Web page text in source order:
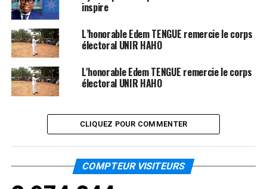
inspire
L’honorable Edem TENGUE remercie le corps
électoral UNIR HAHO
L'honorable Edem TENGUE remercie le corps
électoral UNIR HAHO
CLIQUEZ POUR COMMENTER
COMPTEUR VISITEURS